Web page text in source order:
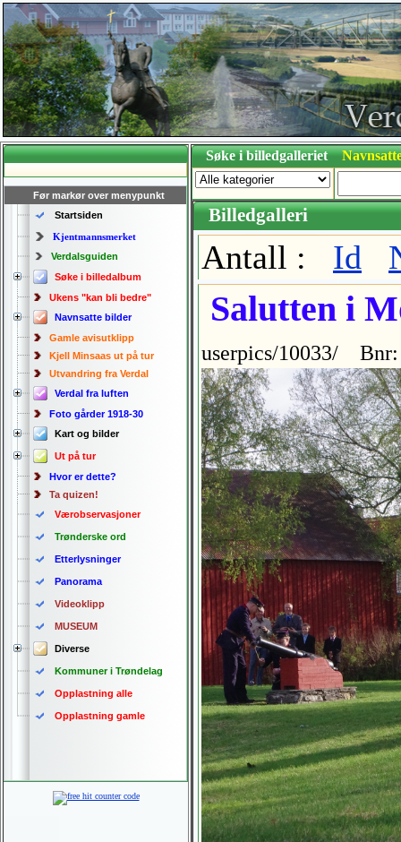
Før markør over menypunkt
Startsiden
Kjentmannsmerket
Verdalsguiden
Søke i billedalbum
Ukens "kan bli bedre"
Navnsatte bilder
Gamle avisutklipp
Kjell Minsaas ut på tur
Utvandring fra Verdal
Verdal fra luften
Foto gårder 1918-30
Kart og bilder
Ut på tur
Hvor er dette?
Ta quizen!
Værobservasjoner
Trønderske ord
Etterlysninger
Panorama
Videoklipp
MUSEUM
Diverse
Kommuner i Trøndelag
Opplastning alle
Opplastning gamle
Søke i billedgalleriet
Billedgalleri
Antall : Id
Salutten i
userpics/10033/ Bnr: